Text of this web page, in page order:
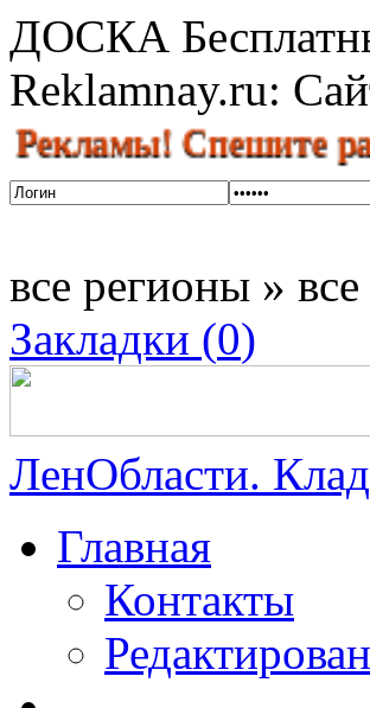
ДОСКА
Reklamnay.ru:
Спешите
все регионы » все
Закладки (0)
ЛенОбласти.
Главная
Контакты